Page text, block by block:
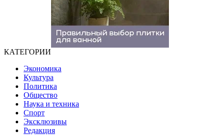
КАТЕГОРИИ
Экономика
Культура
Политика
Общество
Наука и техника
Спорт
Эксклюзивы
Редакция